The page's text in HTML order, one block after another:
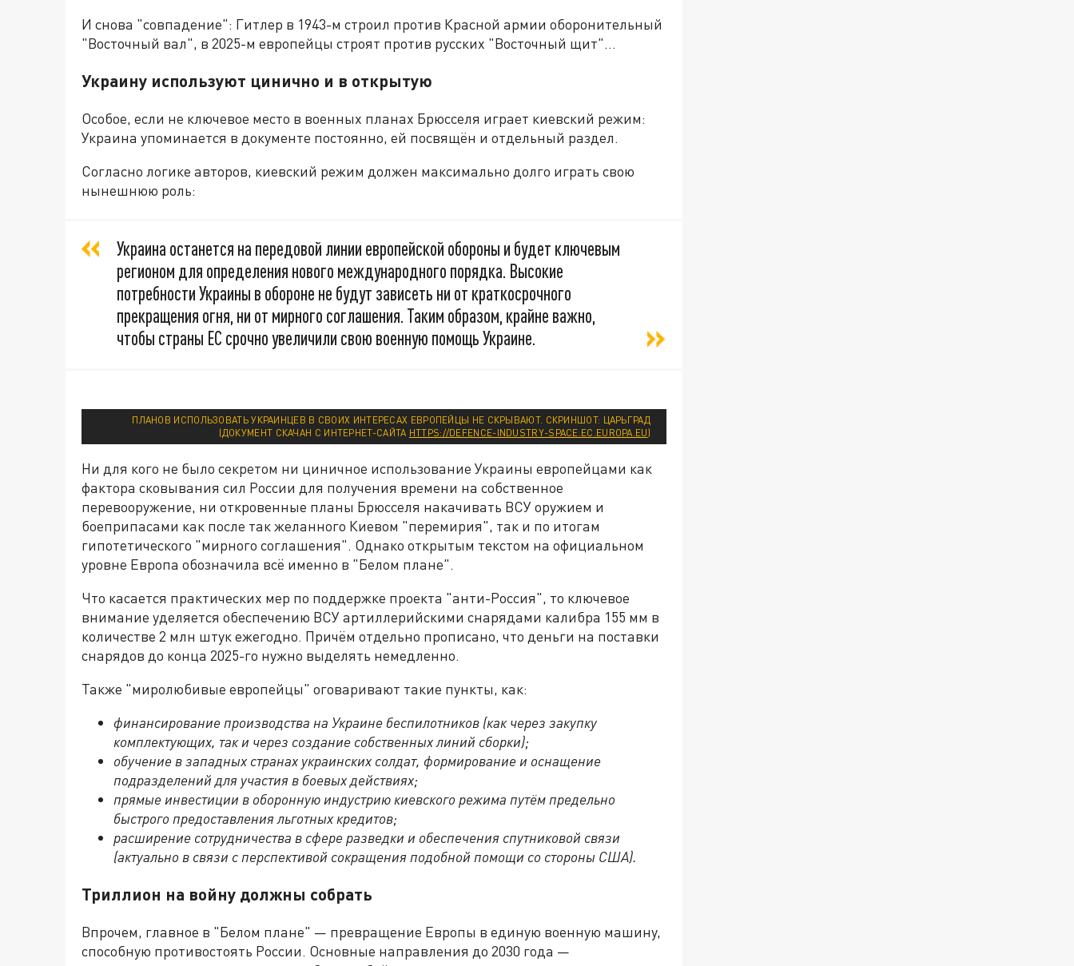
И снова "совпадение": Гитлер в 1943-м строил против Красной армии оборонительный
"Восточный вал", в 2025-м европейцы строят против русских "Восточный щит"…
Украину используют цинично и в открытую
Особое, если не ключевое место в военных планах Брюсселя играет киевский режим:
Украина упоминается в документе постоянно, ей посвящён и отдельный раздел.
Согласно логике авторов, киевский режим должен максимально долго играть свою
нынешнюю роль:
Украина останется на передовой линии европейской обороны и будет ключевым
регионом для определения нового международного порядка. Высокие
потребности Украины в обороне не будут зависеть ни от краткосрочного
прекращения огня, ни от мирного соглашения. Таким образом, крайне важно,
чтобы страны ЕС срочно увеличили свою военную помощь Украине.
ПЛАНОВ ИСПОЛЬЗОВАТЬ УКРАИНЦЕВ В СВОИХ ИНТЕРЕСАХ ЕВРОПЕЙЦЫ НЕ СКРЫВАЮТ. СКРИНШОТ: ЦАРЬГРАД
(ДОКУМЕНТ СКАЧАН С ИНТЕРНЕТ-САЙТА HTTPS://DEFENCE-INDUSTRY-SPACE.EC.EUROPA.EU)
Ни для кого не было секретом ни циничное использование Украины европейцами как
фактора сковывания сил России для получения времени на собственное
перевооружение, ни откровенные планы Брюсселя накачивать ВСУ оружием и
боеприпасами как после так желанного Киевом "перемирия", так и по итогам
гипотетического "мирного соглашения". Однако открытым текстом на официальном
уровне Европа обозначила всё именно в "Белом плане".
Что касается практических мер по поддержке проекта "анти-Россия", то ключевое
внимание уделяется обеспечению ВСУ артиллерийскими снарядами калибра 155 мм в
количестве 2 млн штук ежегодно. Причём отдельно прописано, что деньги на поставки
снарядов до конца 2025-го нужно выделять немедленно.
Также "миролюбивые европейцы" оговаривают такие пункты, как:
финансирование производства на Украине беспилотников (как через закупку
комплектующих, так и через создание собственных линий сборки);
обучение в западных странах украинских солдат, формирование и оснащение
подразделений для участия в боевых действиях;
прямые инвестиции в оборонную индустрию киевского режима путём предельно
быстрого предоставления льготных кредитов;
расширение сотрудничества в сфере разведки и обеспечения спутниковой связи
(актуально в связи с перспективой сокращения подобной помощи со стороны США).
Триллион на войну должны собрать
Впрочем, главное в "Белом плане" — превращение Европы в единую военную машину,
способную противостоять России. Основные направления до 2030 года —